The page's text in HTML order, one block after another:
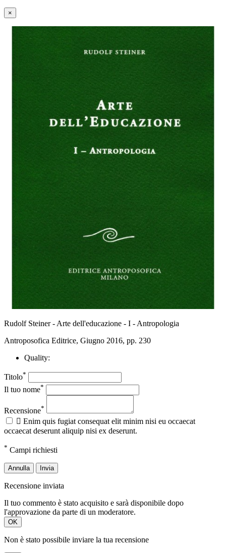
×
Rudolf Steiner - Arte dell'educazione - I - Antropologia
Antroposofica Editrice, Giugno 2016, pp. 230
Quality:
Titolo*
Il tuo nome*
Recensione*
 Enim quis fugiat consequat elit minim nisi eu occaecat
occaecat deserunt aliquip nisi ex deserunt.
* Campi richiesti
Annulla Invia
Recensione inviata
Il tuo commento è stato acquisito e sarà disponibile dopo
l'approvazione da parte di un moderatore.
OK
Non è stato possibile inviare la tua recensione